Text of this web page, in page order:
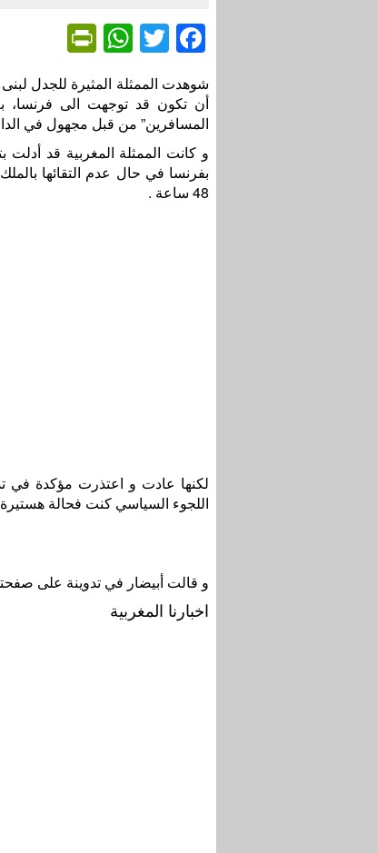
Facebook
Twitter
شوهدت الممثلة المثيرة للجدل
أن تكون قد توجهت الى فرنسا،
المسافرين” من قبل مجهول في
و كانت الممثلة المغربية قد
بفرنسا في حال عدم التقائها
48 ساعة .
لكنها عادت و اعتذرت مؤكدة في
اللجوء السياسي كنت فحالة
و قالت أبيضار في تدوينة على
اخبارنا المغربية